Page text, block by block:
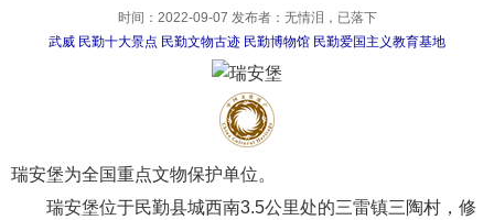
时间：2022-09-07 发布者：无情泪，已落下
武威 民勤十大景点 民勤文物古迹 民勤博物馆 民勤爱国主义教育基地
瑞安堡为全国重点文物保护单位。
瑞安堡位于民勤县城西南3.5公里处的三雷镇三陶村，修